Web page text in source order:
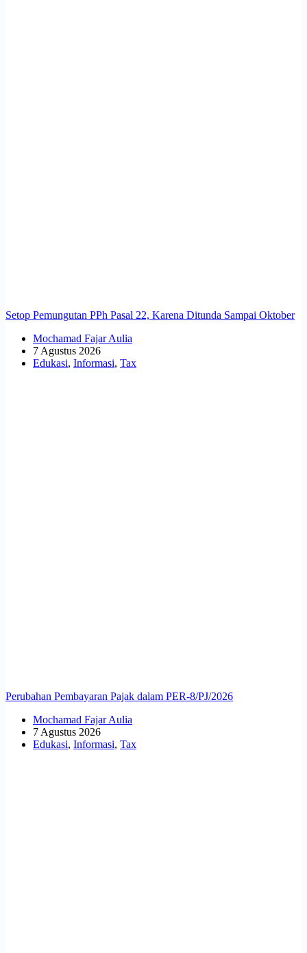
Setop Pemungutan PPh Pasal 22, Karena Ditunda Sampai Oktober
Mochamad Fajar Aulia
7 Agustus 2026
Edukasi, Informasi, Tax
Perubahan Pembayaran Pajak dalam PER-8/PJ/2026
Mochamad Fajar Aulia
7 Agustus 2026
Edukasi, Informasi, Tax